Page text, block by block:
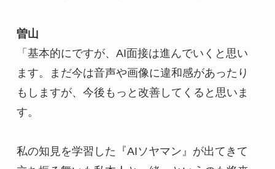
曽山
「基本的にですが、AI面接は進んでいくと思い
ます。まだ今は音声や画像に違和感があったり
もしますが、今後もっと改善してくると思いま
す。
私の知見を学習した『AIソヤマン』が出てきて